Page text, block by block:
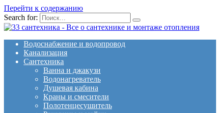
Перейти к содержанию
Search for:
Водоснабжение и водопровод
Канализация
Сантехника
Ванна и джакузи
Водонагреватель
Душевая кабина
Краны и смесители
Полотенцесушитель